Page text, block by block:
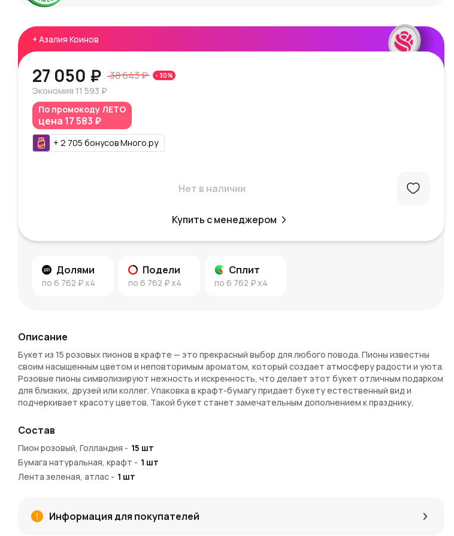
+ Азалия Коинов
27 050 ₽ 38 643 ₽ - 30%
Экономия 11 593 ₽
По промокоду ЛЕТО
цена 17 583 ₽
+ 2 705 бонусовМного.ру
Нет в наличии
Купить с менеджером
Долями
по 6 762 ₽x4
Подели
по 6 762 ₽x4
Сплит
по 6 762 ₽x4
Описание
Букет из 15 розовых пионов в крафте — это прекрасный выбор для любого повода. Пионы известны
своим насыщенным цветом и неповторимым ароматом, который создает атмосферу радости и уюта.
Розовые пионы символизируют нежность и искренность, что делает этот букет отличным подарком
для близких, друзей или коллег. Упаковка в крафт-бумагу придает букету естественный вид и
подчеркивает красоту цветов. Такой букет станет замечательным дополнением к празднику,
Преимущества букета
Яркий цвет: Розовые пионы выделяются среди других цветов, создавая позитивное настроение.
Универсальность: Букет подходит для различных событий, будь то день рождения, юбилей или
просто знак внимания.
привлекательным.
Состав
Пион розовый, Голландия - 15 шт
Бумага натуральная, крафт - 1 шт
Лента зеленая, атлас - 1 шт
Информация для покупателей